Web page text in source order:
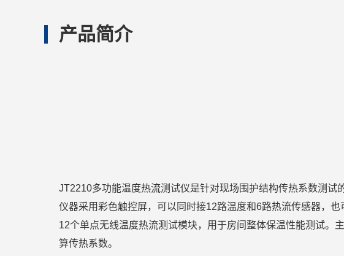
产品简介
JT2210多功能温度热流测试仪是针对现场围护结构传热系数测试
仪器采用彩色触控屏，可以同时接12路温度和6路热流传感器，也
12个单点无线温度热流测试模块，用于房间整体保温性能测试。
算传热系数。